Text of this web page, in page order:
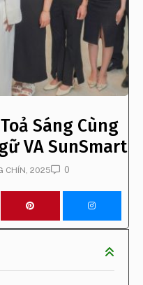
Sáng Cùng
VA SunSmart
CHÍN, 2025 0